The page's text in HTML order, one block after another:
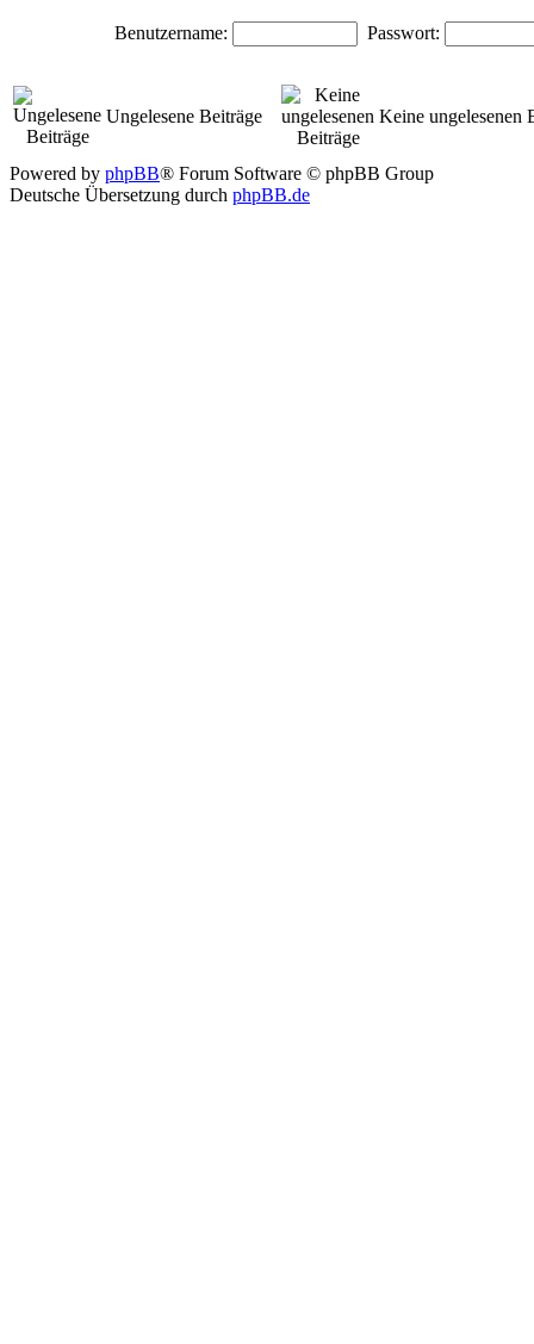
Benutzername: Passwort:
Ungelesene Beiträge Keine ungelesenen
Powered by phpBB® Forum Software © phpBB Group
Deutsche Übersetzung durch phpBB.de